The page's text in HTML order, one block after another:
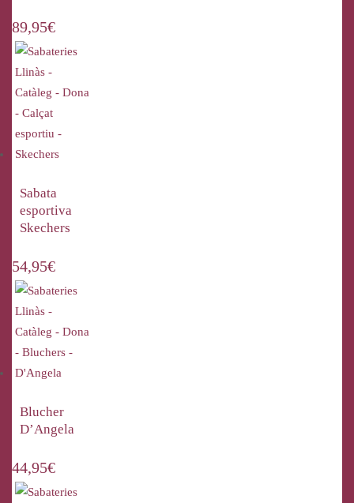
89,95€
Sabata
esportiva
Skechers
54,95€
Blucher
D’Angela
44,95€